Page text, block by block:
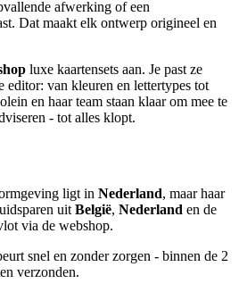
afwerking of een
Dat maakt elk ontwerp origineel en
luxe kaartensets aan. Je past ze
editor: van kleuren en lettertypes tot
en haar team staan klaar om mee te
- tot alles klopt.
ligt in Nederland, maar haar
uit België, Nederland en de
via de webshop.
snel en zonder zorgen - binnen de 2
verzonden.